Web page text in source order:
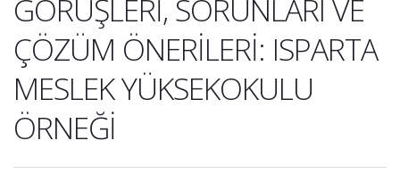
GÖRÜŞLERİ, SORUNLARI VE
ÇÖZÜM ÖNERİLERİ: ISPARTA
MESLEK YÜKSEKOKULU
ÖRNEĞİ